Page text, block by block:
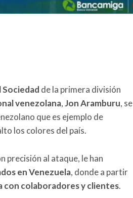
Sociedad de la primera división
venezolana,Jon Aramburu, se
que es ejemplo de
los colores del país.
precisión al ataque, le han
en Venezuela, donde a partir
con colaboradores y clientes.